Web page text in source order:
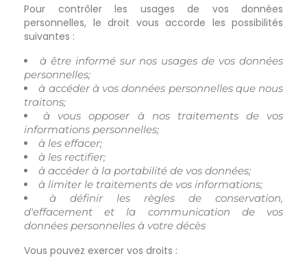
Pour contrôler les usages de vos données
personnelles, le droit vous accorde les possibilités
suivantes :
à être informé sur nos usages de vos données
personnelles;
à accéder à vos données personnelles que nous
traitons;
à vous opposer à nos traitements de vos
informations personnelles;
à les effacer;
à les rectifier;
à accéder à la portabilité de vos données;
à limiter le traitements de vos informations;
à définir les règles de conservation,
d'effacement et la communication de vos
données personnelles à votre décès
Vous pouvez exercer vos droits :